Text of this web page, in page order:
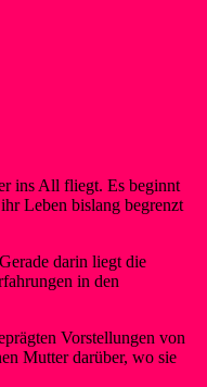
ins All fliegt. Es beginnt
Leben bislang begrenzt
darin liegt die
in den
Vorstellungen von
Mutter darüber, wo sie